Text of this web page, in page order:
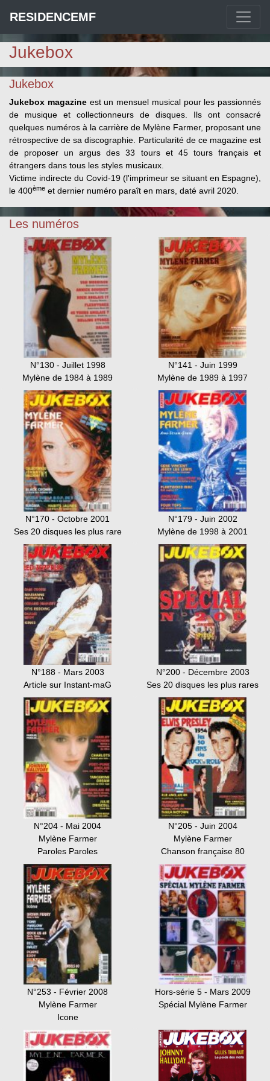
RESIDENCEMF
Jukebox
Jukebox
Jukebox magazineest un mensuel musical pour les passionnés
de musique et collectionneurs de disques. Ils ont consacré
quelques numéros à la carrière de Mylène Farmer, proposant une
rétrospective de sa discographie. Particularité de ce magazine est
de proposer un argus des 33 tours et 45 tours français et
étrangers dans tous les styles musicaux.
Victime indirecte du Covid-19 (l'imprimeur se situant en Espagne),
le 400ème et dernier numéro paraît en mars, daté avril 2020.
Les numéros
N°130 - Juillet 1998
Mylène de 1984 à 1989
N°141 - Juin 1999
Mylène de 1989 à 1997
N°170 - Octobre 2001
Ses 20 disques les plus rare
N°179 - Juin 2002
Mylène de 1998 à 2001
N°188 - Mars 2003
Article sur Instant-maG
N°200 - Décembre 2003
Ses 20 disques les plus rares
N°204 - Mai 2004
Mylène Farmer
Paroles Paroles
N°205 - Juin 2004
Mylène Farmer
Chanson française 80
N°253 - Février 2008
Mylène Farmer
Icone
Hors-série 5 - Mars 2009
Spécial Mylène Farmer